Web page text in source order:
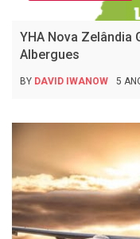
YHA Nova Zelândia
Albergues
BY DAVID IWANOW 5